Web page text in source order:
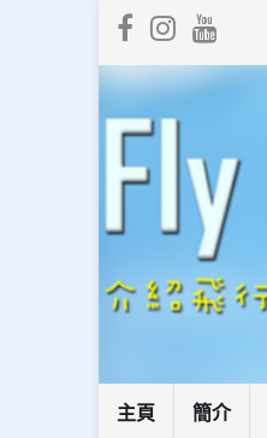
主頁 簡介